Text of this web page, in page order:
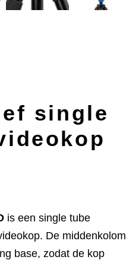
single
is een single tube
De middenkolom
base, zodat de kop